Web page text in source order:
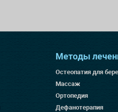
Методы
Остеопатия для
Массаж
Ортопедия
Дефанотерапия